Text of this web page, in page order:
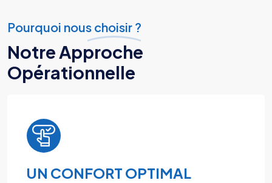
Pourquoi nous choisir ?
Notre Approche
Opérationnelle
UN CONFORT OPTIMAL